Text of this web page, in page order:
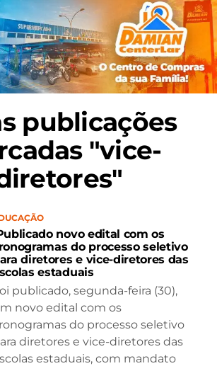
publicações
"vice-
novo edital com os
do processo seletivo
diretores e vice-diretores das
estaduais
publicado, segunda-feira (30),
novo edital com os
do processo seletivo
diretores e vice-diretores das
estaduais, com mandato